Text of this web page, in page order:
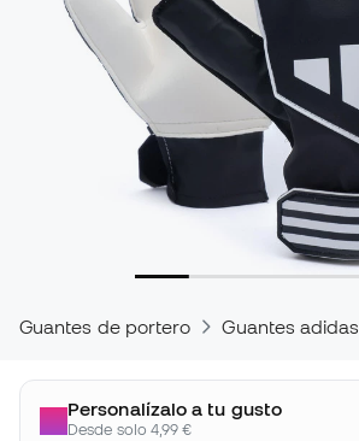
Guantes de portero Guantes adidas
Personalízalo a tu gusto
Desde solo 4,99 €